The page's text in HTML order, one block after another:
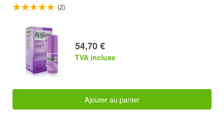
(2)
54,70 €
TVA incluse
Ajouter au panier